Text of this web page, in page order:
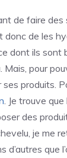
de faire des
donc de les
dont ils sont
pour
produits.
. Je trouve
des
je me
d’autres que